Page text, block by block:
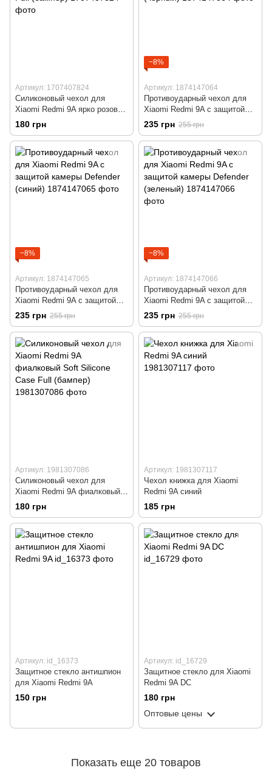
Артикул: 1707407824
Силиконовый чехол для
Xiaomi Redmi 9A ярко розовый
Soft Silicone Case Full
(бампер)
180 грн
−8%
Артикул: 1874147064
Противоударный чехол для
Xiaomi Redmi 9A с защитой
камеры Defender (черный)
235 грн 255 грн
−8%
Артикул: 1874147065
Противоударный чехол для
Xiaomi Redmi 9A с защитой
камеры Defender (синий)
235 грн 255 грн
−8%
Артикул: 1874147066
Противоударный чехол для
Xiaomi Redmi 9A с защитой
камеры Defender (зеленый)
235 грн 255 грн
Артикул: 1981307086
Силиконовый чехол для
Xiaomi Redmi 9A фиалковый
Soft Silicone Case Full
(бампер)
180 грн
Артикул: 1981307117
Чехол книжка для Xiaomi
Redmi 9A синий
185 грн
Артикул: id_16373
Защитное стекло антишпион
для Xiaomi Redmi 9A
150 грн
Артикул: id_16729
Защитное стекло для Xiaomi
Redmi 9A DC
180 грн
Оптовые цены
Показать еще 20 товаров